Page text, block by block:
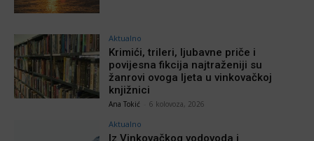
Aktualno
Krimići, trileri, ljubavne priče i
povijesna fikcija najtraženiji su
žanrovi ovoga ljeta u vinkovačkoj
knjižnici
Ana Tokić 6 kolovoza, 2026
Aktualno
Iz Vinkovačkog vodovoda i